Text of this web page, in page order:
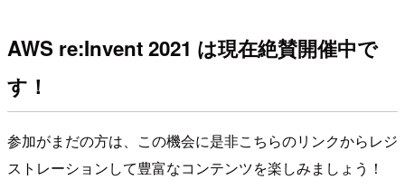
AWS re:Invent 2021 は現在絶賛開催中で
す！
参加がまだの方は、この機会に是非こちらのリンクからレジ
ストレーションして豊富なコンテンツを楽しみましょう！